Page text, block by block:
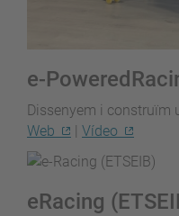
e-
Dissenyem i construïm
Web
| Vídeo
eRacing